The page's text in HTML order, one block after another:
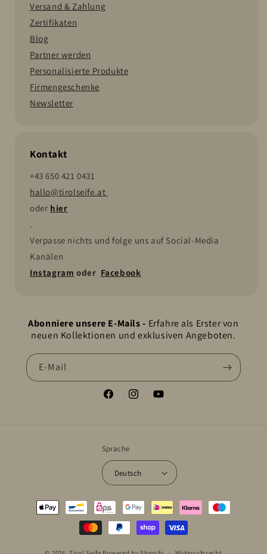
Versand & Zahlung
Zertifikaten
Blog
Partner werden
Personalisierte Produkte
Firmengeschenke
Newsletter
Kontakt
+43 650 421 0431
hallo@tirolseife.at
oder hier
.
Verpasse nichts und folge uns auf Social-Media
Kanälen
Instagram oder Facebook
Abonniere unsere E-Mails - Erfahre als Erster von
neuen Kollektionen und exklusiven Angeboten.
E-Mail
FacebookInstagramYouTube
Sprache
Deutsch
Zahlungsmethoden